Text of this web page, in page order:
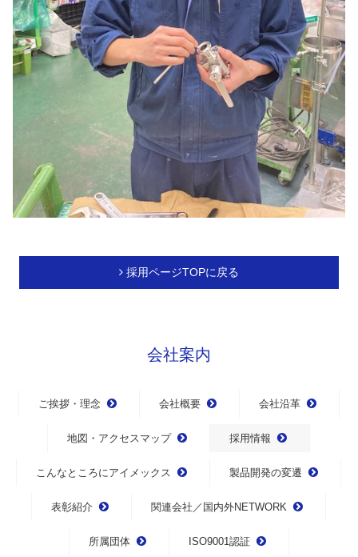
採用ページTOPに戻る
会社案内
ご挨拶・理念 会社概要 会社沿革
地図・アクセスマップ 採用情報
こんなところにアイメックス 製品開発の変遷
表彰紹介 関連会社／国内外NETWORK
所属団体 ISO9001認証